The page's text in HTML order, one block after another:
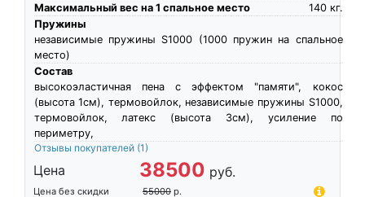
Максимальный вес на 1 спальное место
кг.
140
Пружины
независимые пружины S1000 (1000 пружин на спальное
место)
Состав
высокоэластичная пена c эффектом "памяти", кокос
(высота 1см), термовойлок, независимые пружины S1000,
термовойлок, латекс (высота 3см), усиление по
периметру,
Отзывы покупателей (1)
Цена 38500 руб.
Цена без скидки 55000 р.